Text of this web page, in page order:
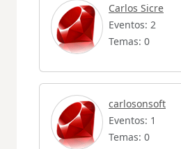
Carlos Sicre
Eventos: 2
Temas: 0
carlosonsoft
Eventos: 1
Temas: 0